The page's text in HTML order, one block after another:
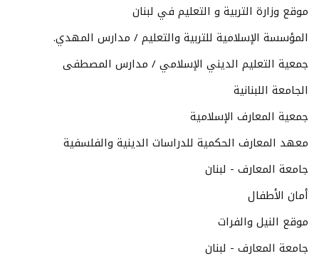
موقع وزارة التربية و التعليم في لبنان
المؤسسة الإسلامية للتربية والتعليم / مدارس المهدي.
جمعية التعليم الديني الإسلامي / مدارس المصطفى
الجامعة اللبنانية
جمعية المعارف الإسلامية
معهد المعارف الحكمية للدراسات الدينية والفلسفية
جامعة المعارف - لبنان
أمان الأطفال
موقع النيل والفرات
جامعة المعارف - لبنان